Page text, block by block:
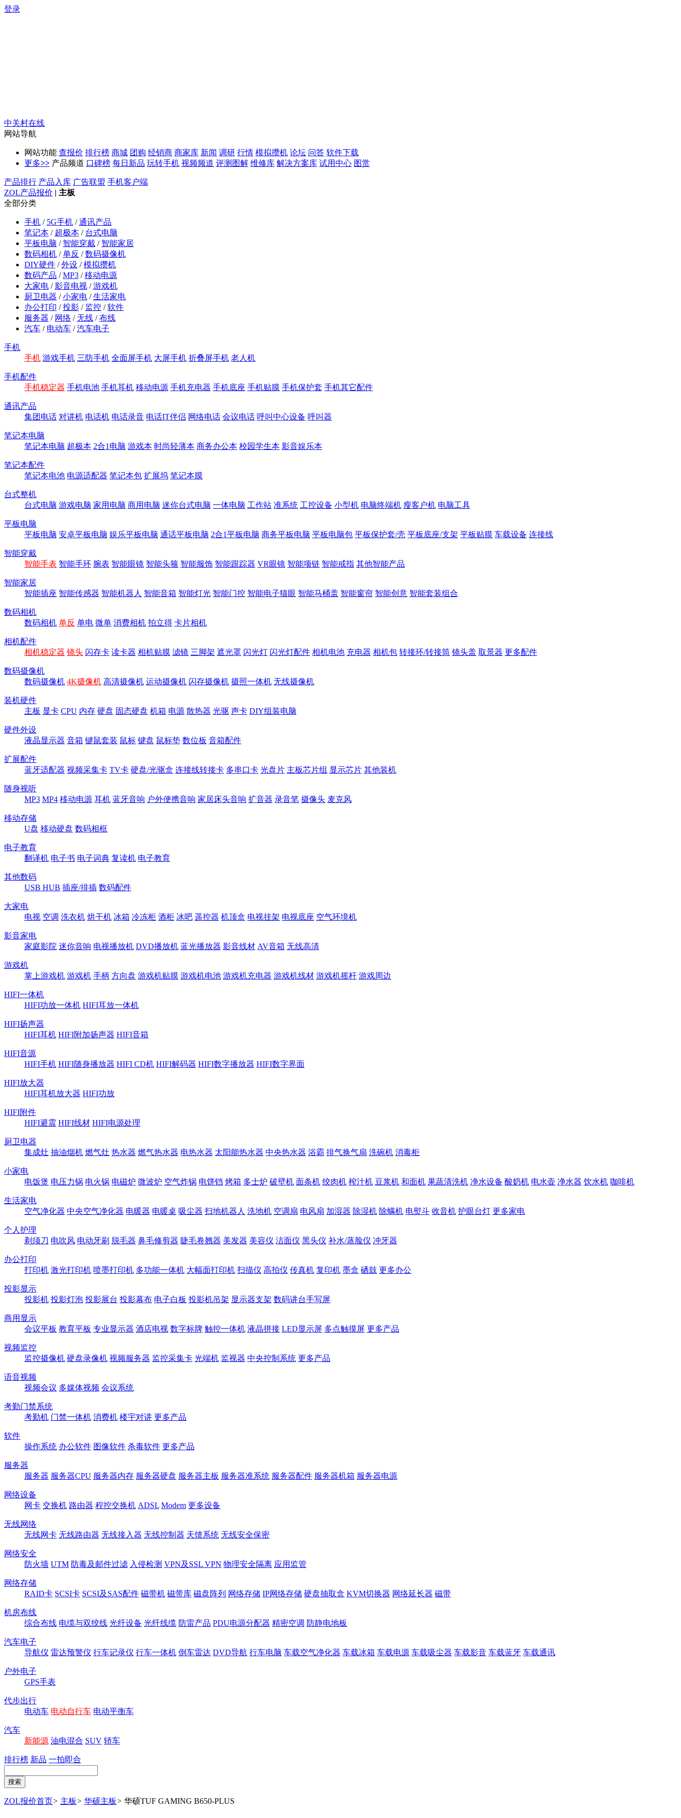
登录
中关村在线
网站导航
网站功能 查报价 排行榜 商城 团购 经销商 商家库 新闻 调研 行情 模拟攒机 论坛 问答 软件下载
更多>> 产品频道 口碑榜 每日新品 玩转手机 视频频道 评测图解 维修库 解决方案库 试用中心 图赏
产品排行 产品入库 广告联盟 手机客户端
ZOL产品报价 | 主板
全部分类
手机 / 5G手机 /通讯产品
笔记本 / 超极本 / 台式电脑
平板电脑 / 智能穿戴 / 智能家居
数码相机 /单反 /数码摄像机
DIY硬件 /外设 /模拟攒机
数码产品 /MP3 /移动电源
大家电 /影音电视 /游戏机
厨卫电器 /小家电 /生活家电
办公打印 /投影 / 监控 /软件
服务器 / 网络 /无线 /布线
汽车 / 电动车 /汽车电子
手机
手机 游戏手机 三防手机 全面屏手机 大屏手机 折叠屏手机 老人机
手机配件
手机稳定器 手机电池 手机耳机 移动电源 手机充电器 手机底座 手机贴膜 手机保护套 手机其它配件
通讯产品
集团电话 对讲机 电话机 电话录音 电话IT伴侣 网络电话 会议电话 呼叫中心设备 呼叫器
笔记本电脑
笔记本电脑 超极本 2合1电脑 游戏本 时尚轻薄本 商务办公本 校园学生本 影音娱乐本
笔记本配件
笔记本电池 电源适配器 笔记本包 扩展坞 笔记本膜
台式整机
台式电脑 游戏电脑 家用电脑 商用电脑 迷你台式电脑 一体电脑 工作站 准系统 工控设备 小型机 电脑终端机 瘦客户机 电脑工具
平板电脑
平板电脑 安卓平板电脑 娱乐平板电脑 通话平板电脑 2合1平板电脑 商务平板电脑 平板电脑包 平板保护套/壳 平板底座/支架 平板贴膜 车载设备 连接线
智能穿戴
智能手表 智能手环 腕表 智能眼镜 智能头箍 智能服饰 智能跟踪器 VR眼镜 智能项链 智能戒指 其他智能产品
智能家居
智能插座 智能传感器 智能机器人 智能音箱 智能灯光 智能门控 智能电子猫眼 智能马桶盖 智能窗帘 智能创意 智能套装组合
数码相机
数码相机 单反 单电 微单 消费相机 拍立得 卡片相机
相机配件
相机稳定器 镜头 闪存卡 读卡器 相机贴膜 滤镜 三脚架 遮光罩 闪光灯 闪光灯配件 相机电池 充电器 相机包 转接环/转接筒 镜头盖 取景器 更多配件
数码摄像机
数码摄像机 4K摄像机 高清摄像机 运动摄像机 闪存摄像机 摄照一体机 无线摄像机
装机硬件
主板 显卡 CPU 内存 硬盘 固态硬盘 机箱 电源 散热器 光驱 声卡 DIY组装电脑
硬件外设
液晶显示器 音箱 键鼠套装 鼠标 键盘 鼠标垫 数位板 音箱配件
扩展配件
蓝牙适配器 视频采集卡 TV卡 硬盘/光驱盒 连接线转接卡 多串口卡 光盘片 主板芯片组 显示芯片 其他装机
随身视听
MP3 MP4 移动电源 耳机 蓝牙音响 户外便携音响 家居床头音响 扩音器 录音笔 摄像头 麦克风
移动存储
U盘 移动硬盘 数码相框
电子教育
翻译机 电子书 电子词典 复读机 电子教育
其他数码
USB HUB 插座/排插 数码配件
大家电
电视 空调 洗衣机 烘干机 冰箱 冷冻柜 酒柜 冰吧 遥控器 机顶盒 电视挂架 电视底座 空气环境机
影音家电
家庭影院 迷你音响 电视播放机 DVD播放机 蓝光播放器 影音线材 AV音箱 无线高清
游戏机
掌上游戏机 游戏机 手柄 方向盘 游戏机贴膜 游戏机电池 游戏机充电器 游戏机线材 游戏机摇杆 游戏周边
HIFI一体机
HIFI功放一体机 HIFI耳放一体机
HIFI扬声器
HIFI耳机 HIFI附加扬声器 HIFI音箱
HIFI音源
HIFI手机 HIFI随身播放器 HIFI CD机 HIFI解码器 HIFI数字播放器 HIFI数字界面
HIFI放大器
HIFI耳机放大器 HIFI功放
HIFI附件
HIFI避震 HIFI线材 HIFI电源处理
厨卫电器
集成灶 抽油烟机 燃气灶 热水器 燃气热水器 电热水器 太阳能热水器 中央热水器 浴霸 排气换气扇 洗碗机 消毒柜
小家电
电饭煲 电压力锅 电火锅 电磁炉 微波炉 空气炸锅 电饼铛 烤箱 多士炉 破壁机 面条机 绞肉机 榨汁机 豆浆机 和面机 果蔬清洗机 净水设备 酸奶机 电水壶 净水器 饮水机 咖啡机
生活家电
空气净化器 中央空气净化器 电暖器 电暖桌 吸尘器 扫地机器人 洗地机 空调扇 电风扇 加湿器 除湿机 除螨机 电熨斗 收音机 护眼台灯 更多家电
个人护理
剃须刀 电吹风 电动牙刷 脱毛器 鼻毛修剪器 睫毛卷翘器 美发器 美容仪 洁面仪 黑头仪 补水/蒸脸仪 冲牙器
办公打印
打印机 激光打印机 喷墨打印机 多功能一体机 大幅面打印机 扫描仪 高拍仪 传真机 复印机 墨盒 硒鼓 更多办公
投影显示
投影机 投影灯泡 投影展台 投影幕布 电子白板 投影机吊架 显示器支架 数码讲台手写屏
商用显示
会议平板 教育平板 专业显示器 酒店电视 数字标牌 触控一体机 液晶拼接 LED显示屏 多点触摸屏 更多产品
视频监控
监控摄像机 硬盘录像机 视频服务器 监控采集卡 光端机 监视器 中央控制系统 更多产品
语音视频
视频会议 多媒体视频 会议系统
考勤门禁系统
考勤机 门禁一体机 消费机 楼宇对讲 更多产品
软件
操作系统 办公软件 图像软件 杀毒软件 更多产品
服务器
服务器 服务器CPU 服务器内存 服务器硬盘 服务器主板 服务器准系统 服务器配件 服务器机箱 服务器电源
网络设备
网卡 交换机 路由器 程控交换机 ADSL Modem 更多设备
无线网络
无线网卡 无线路由器 无线接入器 无线控制器 天馈系统 无线安全保密
网络安全
防火墙 UTM 防毒及邮件过滤 入侵检测 VPN及SSL VPN 物理安全隔离 应用监管
网络存储
RAID卡 SCSI卡 SCSI及SAS配件 磁带机 磁带库 磁盘阵列 网络存储 IP网络存储 硬盘抽取盒 KVM切换器 网络延长器 磁带
机房布线
综合布线 电缆与双绞线 光纤设备 光纤线缆 防雷产品 PDU电源分配器 精密空调 防静电地板
汽车电子
导航仪 雷达预警仪 行车记录仪 行车一体机 倒车雷达 DVD导航 行车电脑 车载空气净化器 车载冰箱 车载电源 车载吸尘器 车载影音 车载蓝牙 车载通讯
户外电子
GPS手表
代步出行
电动车 电动自行车 电动平衡车
汽车
新能源 油电混合 SUV 轿车
排行榜 新品 一拍即合
ZOL报价首页> 主板> 华硕主板> 华硕TUF GAMING B650-PLUS